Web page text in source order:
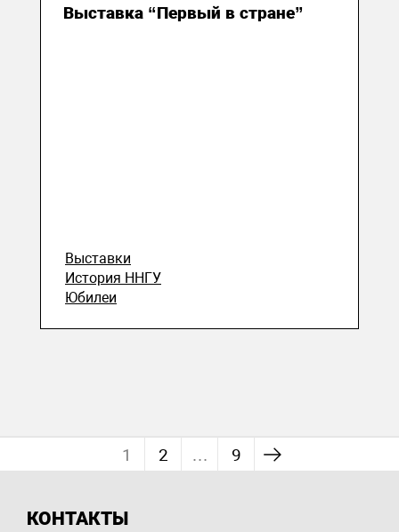
Выставка “Первый в стране”
Выставки
История ННГУ
Юбилеи
1 2 … 9
КОНТАКТЫ